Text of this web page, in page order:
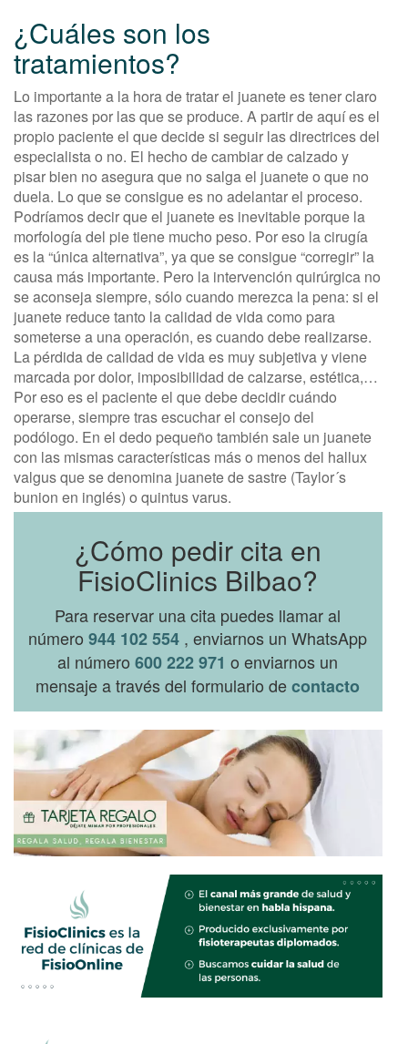
¿Cuáles son los
tratamientos?
Lo importante a la hora de tratar el juanete es tener claro
las razones por las que se produce. A partir de aquí es el
propio paciente el que decide si seguir las directrices del
especialista o no. El hecho de cambiar de calzado y
pisar bien no asegura que no salga el juanete o que no
duela. Lo que se consigue es no adelantar el proceso.
Podríamos decir que el juanete es inevitable porque la
morfología del pie tiene mucho peso. Por eso la cirugía
es la “única alternativa”, ya que se consigue “corregir” la
causa más importante. Pero la intervención quirúrgica no
se aconseja siempre, sólo cuando merezca la pena: si el
juanete reduce tanto la calidad de vida como para
someterse a una operación, es cuando debe realizarse.
La pérdida de calidad de vida es muy subjetiva y viene
marcada por dolor, imposibilidad de calzarse, estética,…
Por eso es el paciente el que debe decidir cuándo
operarse, siempre tras escuchar el consejo del
podólogo. En el dedo pequeño también sale un juanete
con las mismas características más o menos del hallux
valgus que se denomina juanete de sastre (Taylor´s
bunion en inglés) o quintus varus.
¿Cómo pedir cita en
FisioClinics Bilbao?
Para reservar una cita puedes llamar al
número944 102 554 , enviarnos un WhatsApp
al número600 222 971 o enviarnos un
mensaje a través del formulario decontacto